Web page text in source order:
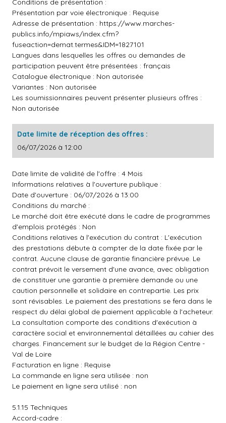
Conditions de présentation :
Présentation par voie électronique : Requise
Adresse de présentation : https://www.marches-
publics.info/mpiaws/index.cfm?
fuseaction=demat.termes&IDM=1827101
Langues dans lesquelles les offres ou demandes de
participation peuvent être présentées : français
Catalogue électronique : Non autorisée
Variantes : Non autorisée
Les soumissionnaires peuvent présenter plusieurs offres :
Non autorisée
Date limite de réception des offres :
06/07/2026 à 12:00
Date limite de validité de l'offre : 4 Mois
Informations relatives à l'ouverture publique :
Date d'ouverture : 06/07/2026 à 13:00
Conditions du marché :
Le marché doit être exécuté dans le cadre de programmes
d'emplois protégés : Non
Conditions relatives à l'exécution du contrat : L'exécution
des prestations débute à compter de la date fixée par le
contrat. Aucune clause de garantie financière prévue. Le
contrat prévoit le versement d'une avance, avec obligation
de constituer une garantie à première demande ou une
caution personnelle et solidaire en contrepartie. Les prix
sont révisables. Le paiement des prestations se fera dans le
respect du délai global de paiement applicable à l'acheteur.
La consultation comporte des conditions d'exécution à
caractère social et environnemental détaillées au cahier des
charges. Financement sur le budget de la Région Centre -
Val de Loire
Facturation en ligne : Requise
La commande en ligne sera utilisée : non
Le paiement en ligne sera utilisé : non
5.1.15 Techniques
Accord-cadre :